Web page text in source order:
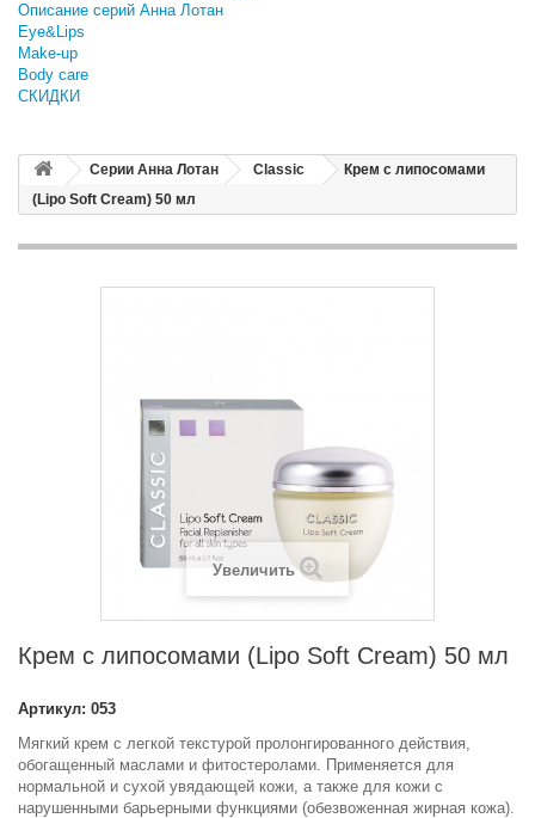
Описание серий Анна Лотан
Eye&Lips
Make-up
Body care
СКИДКИ
Серии Анна Лотан Classic
Крем с липосомами
(Lipo Soft Cream) 50 мл
Увеличить
Крем с липосомами (Lipo Soft Cream) 50 мл
Артикул: 053
Мягкий крем с легкой текстурой пролонгированного действия,
обогащенный маслами и фитостеролами. Применяется для
нормальной и сухой увядающей кожи, а также для кожи с
нарушенными барьерными функциями (обезвоженная жирная кожа).